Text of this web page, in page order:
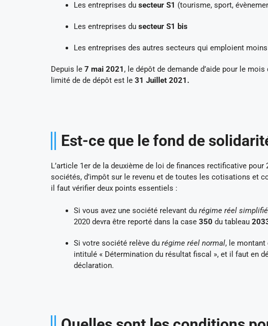
Les entreprises du secteur S1 (tourisme, sport,
Les entreprises du secteur S1 bis
Les entreprises des autres secteurs qui emploient
Depuis le 7 mai 2021 , le dépôt de demande d’aide pour le
limité de de dépôt est le 31 Juillet 2021.
Est-ce que le fond de
L’article 1er de la deuxième de loi de finances rectificative
sociétés, d’impôt sur le revenu et de toutes les cotisations et
il faut vérifier deux points essentiels :
Si vous avez une société relevant du régime réel simplifié
2020 devra être reporté dans la case 350 du tableau
Si votre société relève du régime réel normal, le
intitulé « Détermination du résultat fiscal », et il faut en
déclaration.